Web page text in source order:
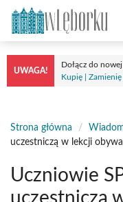
Przejdź
treści
UWAGA!
Dołącz do
Kupię | Zamienię
Strona główna /
uczestniczą w lekcji
Uczniowie
uczestniczą